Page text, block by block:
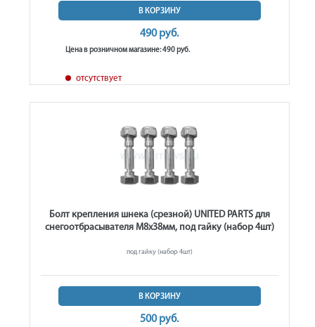
В КОРЗИНУ
490 руб.
Цена в розничном магазине: 490 руб.
отсутствует
Болт крепления шнека (срезной) UNITED PARTS для
снегоотбрасывателя М8х38мм, под гайку (набор 4шт)
под гайку (набор 4шт)
В КОРЗИНУ
500 руб.